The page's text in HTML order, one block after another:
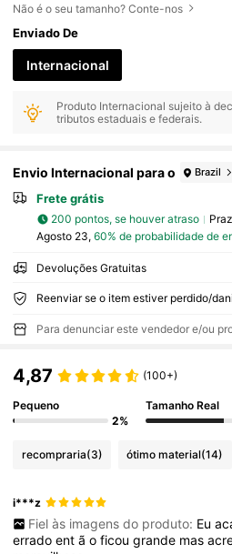
Não é o seu tamanho? Conte-nos
Enviado De
Internacional
Produto Internacional sujeito à
tributos estaduais e federais.
Envio Internacional para o Brazil
Frete grátis
200 pontos, se houver atraso
Agosto 23, 60% de probabilidade de
Devoluções Gratuitas
Para denunciar este vendedor e/ou
4,87 (100+)
Pequeno
2%
Tamanho Real
recompraria(3) ótimo material(14)
i***z
Fiel às imagens do produto: Eu
erradoentãoficougrande mas